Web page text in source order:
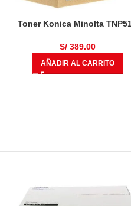
Toner Konica Minolta
Páginas
S/ 389.00
AÑADIR AL CARRITO